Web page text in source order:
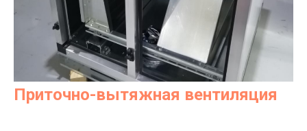
Приточно-вытяжная вентиляция